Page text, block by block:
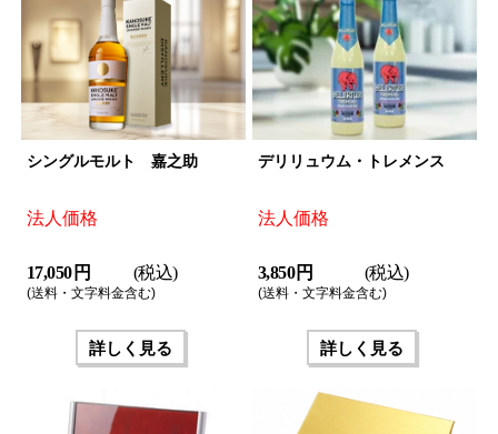
シングルモルト 嘉之助
法人価格
17,050 円 (税込)
(送料・文字料金含む)
詳しく見る
デリリュウム・トレメンス
法人価格
3,850 円 (税込)
(送料・文字料金含む)
詳しく見る